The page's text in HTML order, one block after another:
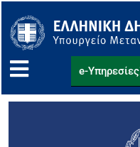
στο
περιεχόμενο
e-Υπηρεσίες